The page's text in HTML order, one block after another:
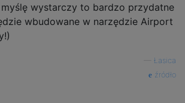
wystarczy to bardzo przydatne
wbudowane w narzędzie Airport
Łasica
źródło